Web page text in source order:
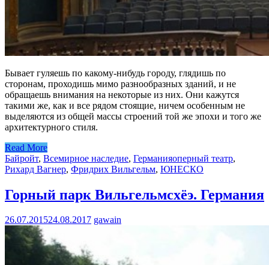
Бывает гуляешь по какому-нибудь городу, глядишь по
сторонам, проходишь мимо разнообразных зданий, и не
обращаешь внимания на некоторые из них. Они кажутся
такими же, как и все рядом стоящие, ничем особенным не
выделяются из общей массы строений той же эпохи и того же
архитектурного стиля.
Read More
Байройт, Всемирное наследие, Германияоперный театр,
Рихард Вагнер, Фридрих Вильгельм, ЮНЕСКО
Горный парк Вильгельмсхёэ. Германия
26.07.201524.08.2017 gawain